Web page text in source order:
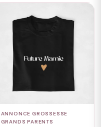
ANNONCE GROSSESSE
GRANDS PARENTS